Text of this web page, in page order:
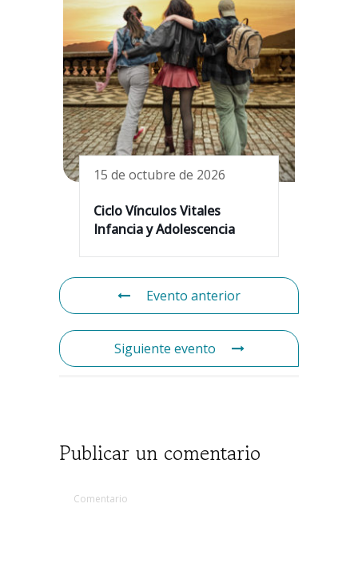
15 de octubre de 2026
Ciclo Vínculos Vitales
Infancia y Adolescencia
Evento anterior
Siguiente evento
Publicar un comentario